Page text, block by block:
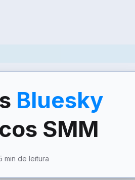
Bluesky
SMM
min de leitura